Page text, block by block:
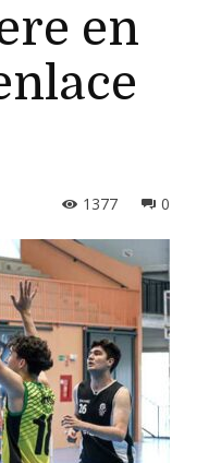
en
0
1377